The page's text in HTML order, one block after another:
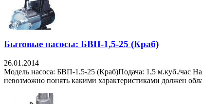
Бытовые насосы: БВП-1,5-25 (Краб)
26.01.2014
Модель насоса: БВП-1,5-25 (Краб)Подача: 1,5 м.куб./час
невозможно понять какими характеристиками должен